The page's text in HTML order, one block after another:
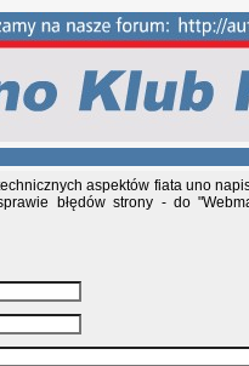
aspektów fiata uno
błędów strony - do